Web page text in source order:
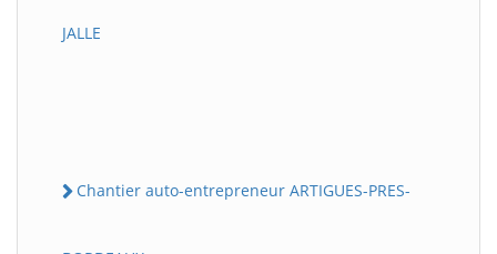
JALLE
Chantier auto-entrepreneur ARTIGUES-PRES-